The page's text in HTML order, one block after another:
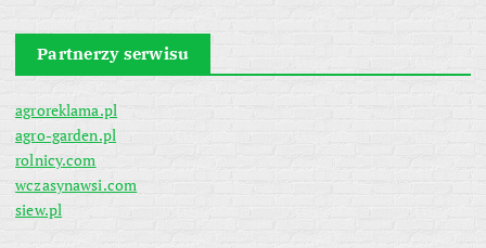
Partnerzy serwisu
agroreklama.pl
agro-garden.pl
rolnicy.com
wczasynawsi.com
siew.pl